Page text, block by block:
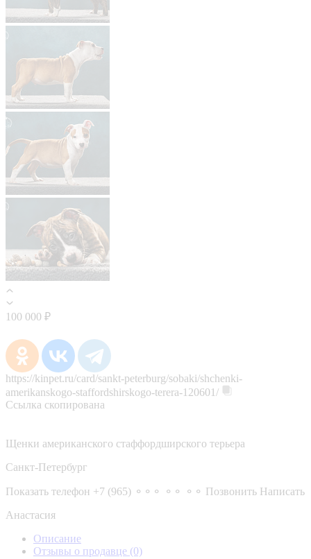
100 000 ₽
https://kinpet.ru/card/sankt-peterburg/sobaki/shchenki-
amerikanskogo-staffordshirskogo-terera-120601/
Ссылка скопирована
Щенки американского стаффордширского терьера
Санкт-Петербург
Показать телефон +7 (965) ⚬⚬⚬ ⚬⚬ ⚬⚬ Позвонить Написать
Анастасия
Описание
Отзывы о продавце (0)